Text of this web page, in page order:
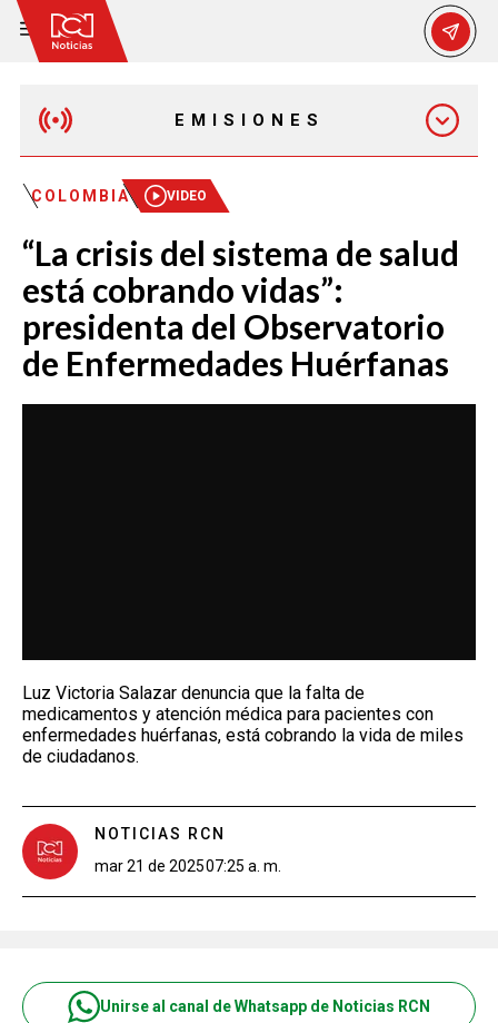
EMISIONES
EMISIÓN 12:30 PM
EMISIÓN 7:00 PM
COLOMBIA VIDEO
“La crisis del sistema de salud
está cobrando vidas”:
presidenta del Observatorio
de Enfermedades Huérfanas
Luz Victoria Salazar denuncia que la falta de
medicamentos y atención médica para pacientes con
enfermedades huérfanas, está cobrando la vida de miles
de ciudadanos.
NOTICIAS RCN
mar 21 de 202507:25 a. m.
Unirse al canal de Whatsapp de Noticias RCN